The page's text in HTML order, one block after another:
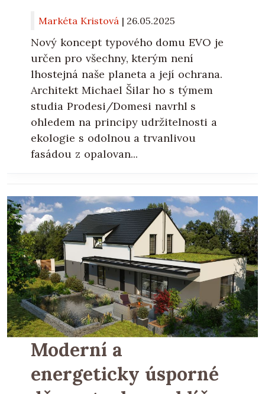
Markéta Kristová | 26.05.2025
Nový koncept typového domu EVO je
určen pro všechny, kterým není
lhostejná naše planeta a její ochrana.
Architekt Michael Šilar ho s týmem
studia Prodesi/Domesi navrhl s
ohledem na principy udržitelnosti a
ekologie s odolnou a trvanlivou
fasádou z opalovan...
Moderní a
energeticky úsporné